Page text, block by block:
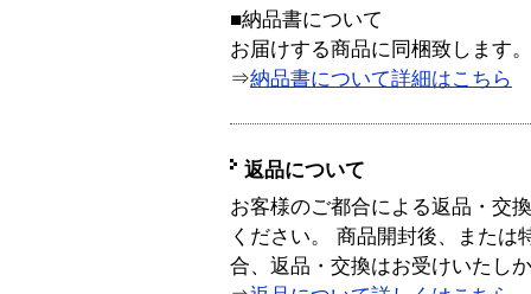
■納品書について
お届けする商品に同梱致します。
⇒納品書について詳細はこちら
返品について
お客様のご都合による返品・交
ください。 商品開封後、または
合、返品・交換はお受けいたし